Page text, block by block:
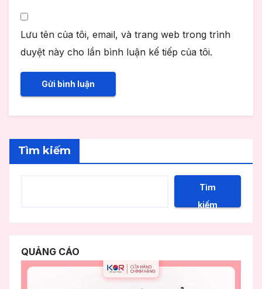
Lưu tên của tôi, email, và trang web trong trình
duyệt này cho lần bình luận kế tiếp của tôi.
Tìm kiếm
Tìm
kiếm
QUẢNG CÁO